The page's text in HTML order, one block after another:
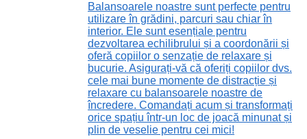
Balansoarele noastre sunt perfecte pentru
utilizare în grădini, parcuri sau chiar în
interior. Ele sunt esențiale pentru
dezvoltarea echilibrului și a coordonării și
oferă copiilor o senzație de relaxare și
bucurie. Asigurați-vă că oferiți copiilor dvs.
cele mai bune momente de distracție și
relaxare cu balansoarele noastre de
încredere. Comandați acum și transformați
orice spațiu într-un loc de joacă minunat și
plin de veselie pentru cei mici!